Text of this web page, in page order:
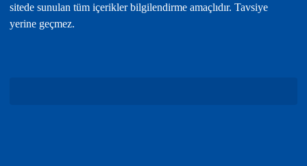
sitede sunulan tüm içerikler bilgilendirme amaçlıdır. Tavsiye
yerine geçmez.